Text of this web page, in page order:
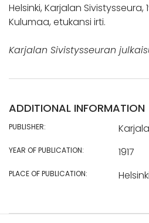
Helsinki, Karjalan Sivistysseura,
Kulumaa, etukansi irti.
Karjalan Sivistysseuran
ADDITIONAL INFORMATION
PUBLISHER:
YEAR OF PUBLICATION: 1917
PLACE OF PUBLICATION: Helsinki